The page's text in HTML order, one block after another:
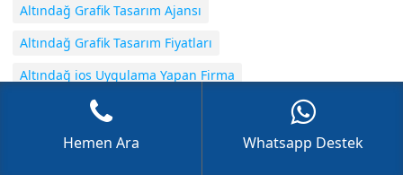
Altındağ Grafik Tasarım Ajansı
Altındağ Grafik Tasarım Fiyatları
Altındağ ios Uygulama Yapan Firma
Altındağ Mobil Uygulama
Altındağ E-ticaret Sitesi Tasarımı
Hemen Ara Whatsapp Destek